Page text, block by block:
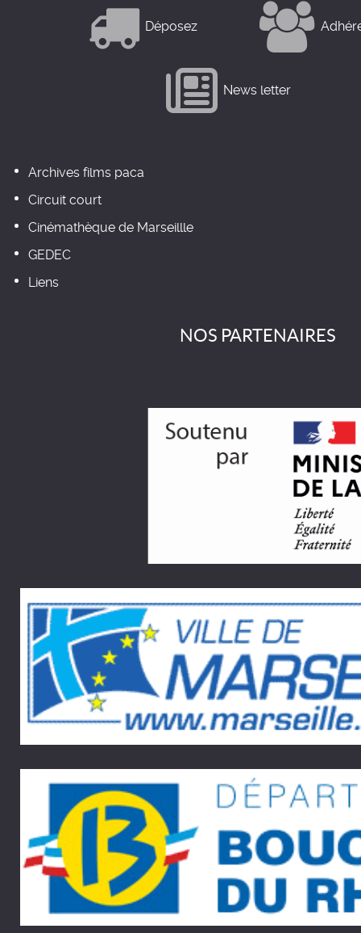
Déposez
News letter
Archives films paca
Circuit court
Cinémathèque de Marseillle
GEDEC
Liens
NOS PARTENAIRES